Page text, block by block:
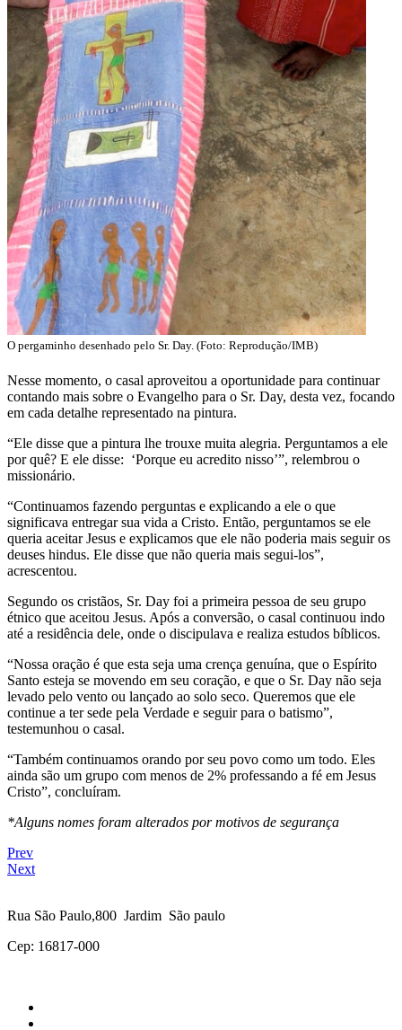
O pergaminho desenhado pelo Sr. Day. (Foto: Reprodução/IMB)
Nesse momento, o casal aproveitou a oportunidade para continuar
contando mais sobre o Evangelho para o Sr. Day, desta vez, focando
em cada detalhe representado na pintura.
“Ele disse que a pintura lhe trouxe muita alegria. Perguntamos a ele
por quê? E ele disse: ‘Porque eu acredito nisso’”, relembrou o
missionário.
“Continuamos fazendo perguntas e explicando a ele o que
significava entregar sua vida a Cristo. Então, perguntamos se ele
queria aceitar Jesus e explicamos que ele não poderia mais seguir os
deuses hindus. Ele disse que não queria mais segui-los”,
acrescentou.
Segundo os cristãos, Sr. Day foi a primeira pessoa de seu grupo
étnico que aceitou Jesus. Após a conversão, o casal continuou indo
até a residência dele, onde o discipulava e realiza estudos bíblicos.
“Nossa oração é que esta seja uma crença genuína, que o Espírito
Santo esteja se movendo em seu coração, e que o Sr. Day não seja
levado pelo vento ou lançado ao solo seco. Queremos que ele
continue a ter sede pela Verdade e seguir para o batismo”,
testemunhou o casal.
“Também continuamos orando por seu povo como um todo. Eles
ainda são um grupo com menos de 2% professando a fé em Jesus
Cristo”, concluíram.
*Alguns nomes foram alterados por motivos de segurança
Prev
Next
Rua São Paulo,800 Jardim São paulo
Cep: 16817-000